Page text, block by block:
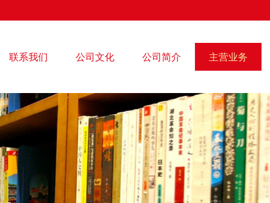
联系我们 公司文化 公司简介 主营业务